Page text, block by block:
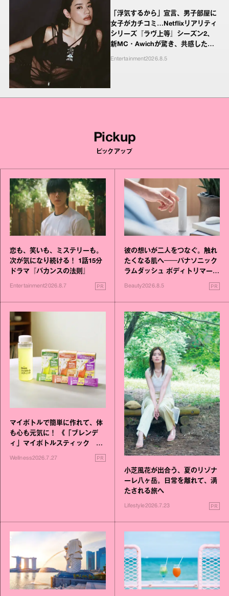
「浮気するから」宣言、男子部屋に
女子がカチコミ…Netflixリアリティ
シリーズ『ラヴ上等』シーズン2、
新MC・Awichが驚き、共感したヤ
Entertainment2026.8.5
Pickup
ピックアップ
恋も、笑いも、ミステリーも。
次が気になり続ける！ 1話15分
ドラマ『バカンスの法則』
Entertainment2026.8.7 PR
彼の想いが二人をつなぐ。触れ
たくなる肌へ──パナソニック
ラムダッシュ ボディトリマーが
Beauty2026.8.5 PR
マイボトルで簡単に作れて、体
も心も元気に！ 《「ブレンデ
ィ」マイボトルスティック い
いこと毎日》シリーズが誕生
Wellness2026.7.27 PR
小芝風花が出合う、夏のリゾナ
ーレ八ヶ岳。日常を離れて、満
たされる旅へ
Lifestyle2026.7.23 PR